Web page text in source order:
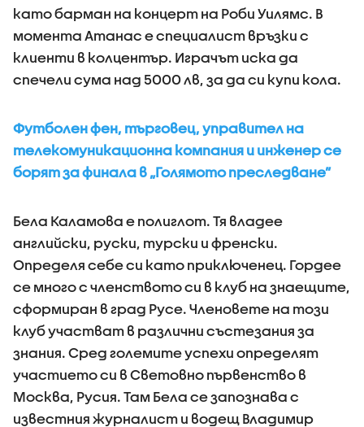
като барман на концерт на Роби Уилямс. В
момента Атанас е специалист връзки с
клиенти в колцентър. Играчът иска да
спечели сума над 5000 лв, за да си купи кола.
Футболен фен, търговец, управител на
телекомуникационна компания и инженер се
борят за финала в „Голямото преследване”
Бела Каламова е полиглот. Тя владее
английски, руски, турски и френски.
Определя себе си като приключенец. Гордее
се много с членството си в клуб на знаещите,
сформиран в град Русе. Членовете на този
клуб участват в различни състезания за
знания. Сред големите успехи определят
участието си в Световно първенство в
Москва, Русия. Там Бела се запознава с
известния журналист и водещ Владимир